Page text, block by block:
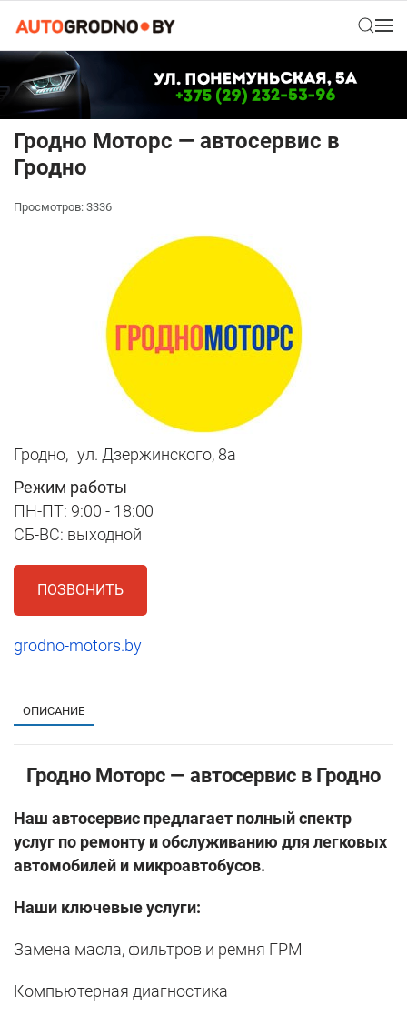
Гродно Моторс — автосервис в
Гродно
Просмотров: 3336
Гродно, ул. Дзержинского, 8a
Режим работы
ПН-ПТ: 9:00 - 18:00
СБ-ВС: выходной
ПОЗВОНИТЬ
grodno-motors.by
ОПИСАНИЕ
Гродно Моторс — автосервис в Гродно
Наш автосервис предлагает полный спектр
услуг по ремонту и обслуживанию для легковых
автомобилей и микроавтобусов.
Наши ключевые услуги:
Замена масла, фильтров и ремня ГРМ
Компьютерная диагностика